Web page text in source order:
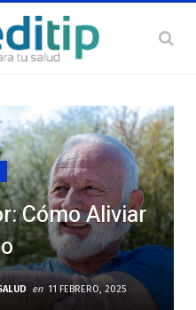
Cómo Aliviar
en 11 FEBRERO, 2025